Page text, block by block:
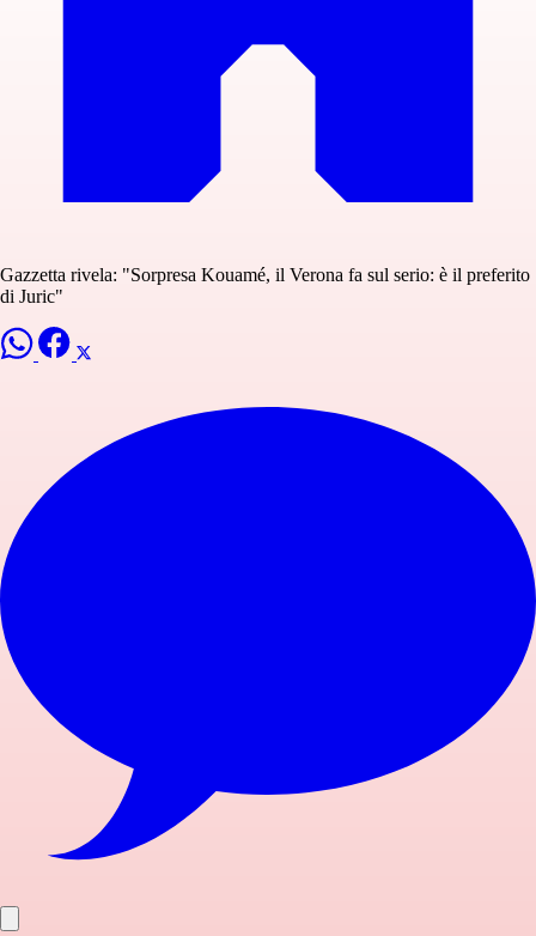
Gazzetta rivela: "Sorpresa Kouamé, il Verona fa sul serio: è il preferito
di Juric"